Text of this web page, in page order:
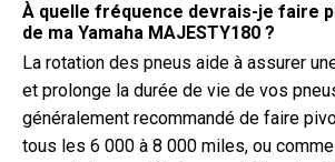
À quelle fréquence devrais-je faire
de ma Yamaha MAJESTY180 ?
La rotation des pneus aide à assurer
et prolonge la durée de vie de vos
généralement recommandé de faire
tous les 6 000 à 8 000 miles, ou